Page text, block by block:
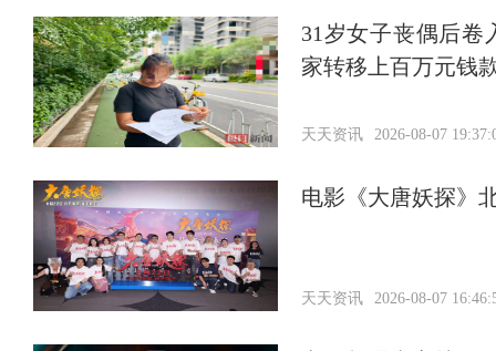
31岁女子丧偶后卷
家转移上百万元钱
天天资讯 2026-08-07
电影《大唐妖探》
天天资讯 2026-08-07